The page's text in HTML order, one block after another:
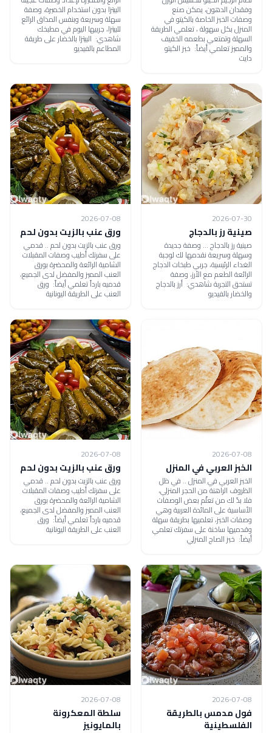
وفقدان الدهون، يمكن صنع
وصفات الخبز الخاصة بالكيتو في
المنزل بكل سهولة ، تعلمي الطريقة
السهلة وتمتعي بطعمه الخفيف
والمميز تعلمي أيضاً: خبز الكيتو
دايت
البيتزا بدون استخدام الخميرة، وصفة
سهلة وسريعة وبنفس المذاق الرائع
للبيتزا، جربيها اليوم في مطبخك
شاهدي: البيتزا بالخضار على طريقة
المطاعم بالفيديو
2026-07-30
صينية رز بالدجاج
صينية رز بالدجاج ... وصفة جديدة
وسهلة وسريعة نقدمها لك لوجبة
الغداء الرئيسية، جربي طبخات الدجاج
الرائعة الطعم مع الأرز، وصفة
تستحق التجربة شاهدي: أرز بالدجاج
والخضار بالفيديو
2026-07-08
ورق عنب بالزيت بدون لحم
ورق عنب بالزيت بدون لحم .. قدمي
على سفرتك أطيب وصفات المقبلات
الشامية الرائعة والمحضرة بورق
العنب المميز والمفضل لدى الجميع،
قدميه بارداً تعلمي أيضاً: ورق
العنب على الطريقة اليونانية
2026-07-08
الخبز العربي في المنزل
الخبز العربي في المنزل .. في ظل
الظروف الراهنة من الحجر المنزلي،
فلا بدّ لك من تعلّم بعض الوصفات
الأساسية على المائدة العربية وهي
وصفات الخبز، تعلميها بطريقة سهلة
وقدميها ساخنة على سفرتك تعلمي
أيضاً: خبز الصاج المنزلي
2026-07-08
ورق عنب بالزيت بدون لحم
ورق عنب بالزيت بدون لحم .. قدمي
على سفرتك أطيب وصفات المقبلات
الشامية الرائعة والمحضرة بورق
العنب المميز والمفضل لدى الجميع،
قدميه بارداً تعلمي أيضاً: ورق
العنب على الطريقة اليونانية
2026-07-08
فول مدمس بالطريقة
الفلسطينية
2026-07-08
سلطة المعكرونة
بالمايونيز